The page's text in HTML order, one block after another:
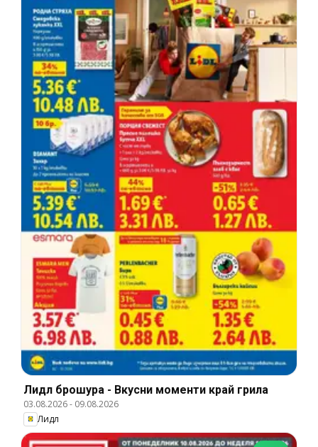
Лидл брошура - Вкусни моменти край грила
03.08.2026- 09.08.2026
Лидл